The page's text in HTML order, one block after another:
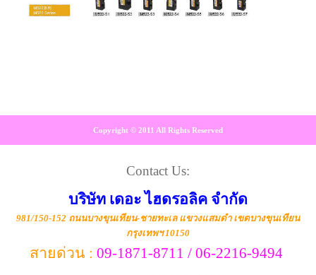
Copyright © 2011 All Rights Reserved
Contact Us:
บริษัท เดอะ ไฮดรอลิค จำกัด
981/150-152 ถนนบางขุนเทียน-ชายทะเล แขวงแสมดำ เขตบางขุนเทียน
กรุงเทพฯ 10150
สายด่วน : 09-1871-8711 / 06-2216-9494